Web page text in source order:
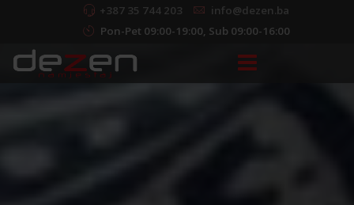
+387 35 744 203
info@dezen.ba
Pon-Pet 09:00-19:00, Sub 09:00-16:00